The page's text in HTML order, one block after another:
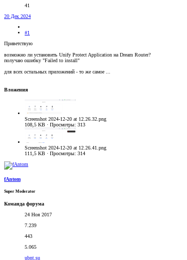
41
20 Дек 2024
#1
Приветствую
возможно ли установить Unify Protect Application на Dream Router?
получаю ошибку "Failed to install"
для всех остальных приложений - то же самое ...
Вложения
Screenshot 2024-12-20 at 12.26.32.png
108,5 KB · Просмотры: 313
Screenshot 2024-12-20 at 12.26.41.png
111,5 KB · Просмотры: 314
fAntom
Super Moderator
Команда форума
24 Ноя 2017
7.239
443
5.065
ubnt.su